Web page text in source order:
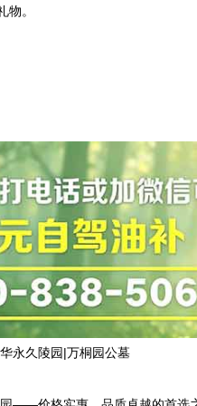
物。
永久陵园|万桐园公墓